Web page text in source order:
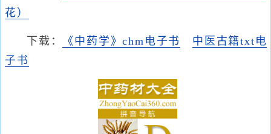
花）
下载： 《中药学》chm电子书
中医古籍txt电
子书